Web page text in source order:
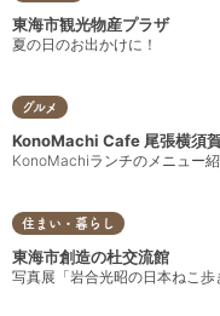
東海市観光物産プラザ
夏の日のお出かけに！
グルメ
KonoMachi Cafe 尾張横須
KonoMachiランチのメニュー紹
住まい・暮らし
東海市創造の杜交流館
写真展「岩合光昭の日本ねこ歩